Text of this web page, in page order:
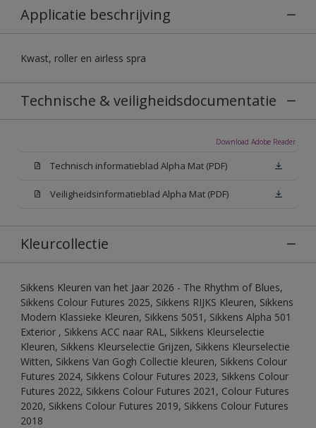
Applicatie beschrijving
Kwast, roller en airless spra
Technische & veiligheidsdocumentatie
Download Adobe Reader
Technisch informatieblad Alpha Mat (PDF)
Veiligheidsinformatieblad Alpha Mat (PDF)
Kleurcollectie
Sikkens Kleuren van het Jaar 2026 - The Rhythm of Blues,
Sikkens Colour Futures 2025, Sikkens RIJKS Kleuren, Sikkens
Modern Klassieke Kleuren, Sikkens 5051, Sikkens Alpha 501
Exterior , Sikkens ACC naar RAL, Sikkens Kleurselectie
Kleuren, Sikkens Kleurselectie Grijzen, Sikkens Kleurselectie
Witten, Sikkens Van Gogh Collectie kleuren, Sikkens Colour
Futures 2024, Sikkens Colour Futures 2023, Sikkens Colour
Futures 2022, Sikkens Colour Futures 2021, Colour Futures
2020, Sikkens Colour Futures 2019, Sikkens Colour Futures
2018